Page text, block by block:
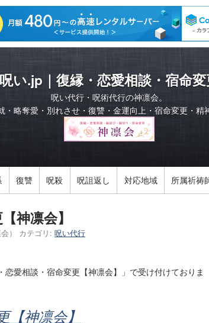
い.jp｜復縁・恋愛相談・宿命変
呪い代行・呪術代行の神凛会。
・略奪愛・別れさせ・復讐・金運向上・宿命変更・
復讐 呪殺 呪詛返し 対応地域 所属祈祷
神凛会】
） カテゴリ: 呪い代行
愛相談・宿命変更【神凛会】」で受け付けておりま
【神凛会】